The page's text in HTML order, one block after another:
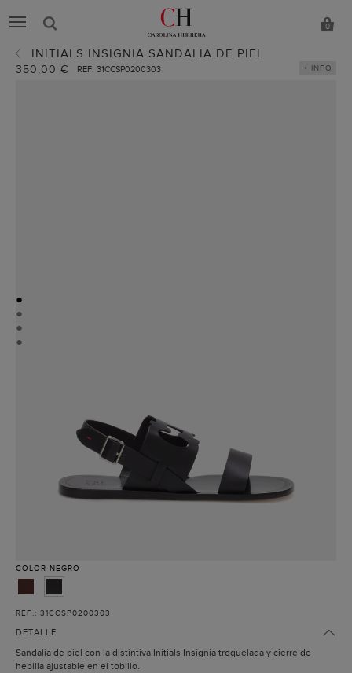
0
INITIALS INSIGNIA SANDALIA DE PIEL
350,00 € REF. 31CCSP0200303 + INFO
●
●
●
●
COLOR NEGRO
REF.: 31CCSP0200303
DETALLE
Sandalia de piel con la distintiva Initials Insignia troquelada y cierre de
hebilla ajustable en el tobillo.